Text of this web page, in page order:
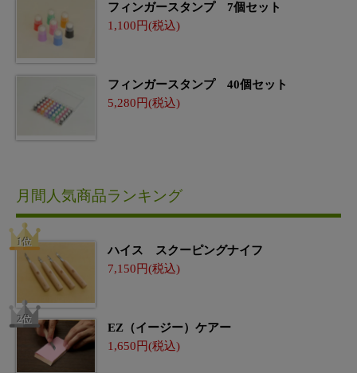
フィンガースタンプ 7個セット
1,100
フィンガースタンプ 40個セット
5,280
月間人気商品ランキング
ハイス スクーピングナイフ
7,150
EZ（イージー）ケアー
1,650